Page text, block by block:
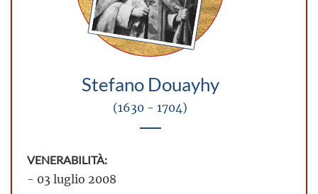
Stefano Douayhy
(1630 - 1704)
VENERABILITÀ:
- 03 luglio 2008